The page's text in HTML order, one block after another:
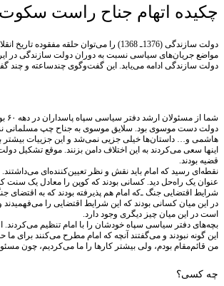
چکیده اتهام جناح راست
دولت سازندگی (1376ـ 1368) را
دولت سازندگی ادامه می‌یابد. این گفت‌وگوی چندساعته و
شما از مسئولان ارشد دفتر سیاسی سپاه پاسداران در دهه ۶۰ بودید، روایتتان از این دفتر را بیان کنید.
دولت دست موسوی بود. سلایق موسوی به جناح چپ مسلمانی
هاشمی و… داستان‌ها خیلی جزیی‌ نمی‌شد و این جزییات بیشتر
اینها سعی می‌کردند به این اختلاف دامن بزنند. موقع
قضیه بودند.
نقطه‌ای رسید که امام باید نقش و نظر تعیین‌کننده‌ای
عنوان یک راه‌حل دید. کسانی بودند که کوپن را معادل یک سنت
شرایط اقتضایی جنگ ـ‌که امام هم پذیرفته بودند که به اقتضای
در این میان کسانی بودند که این شرایط اقتضایی را
است در این میان چیز دیگری وجود دارد.
بچه‌های دفتر سیاسی سپاه خودشان را با امام تنظیم می‌کردند.
این گونه نبودند و می‌گفتند آنچه که امام مطرح می‌کنند برای
من قائم‌مقام بودم، ولی بیشتر کارها را ما می‌کردیم، چون
چه کسی؟